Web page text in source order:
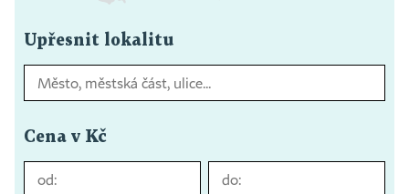
Upřesnit lokalitu
Cena v Kč